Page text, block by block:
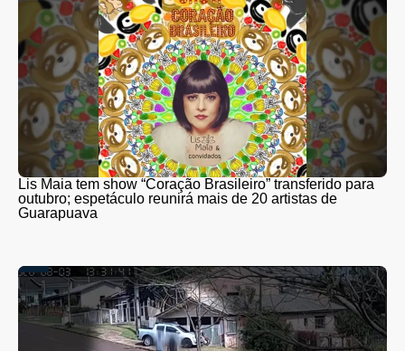
Lis Maia tem show “Coração Brasileiro” transferido para
outubro; espetáculo reunirá mais de 20 artistas de
Guarapuava